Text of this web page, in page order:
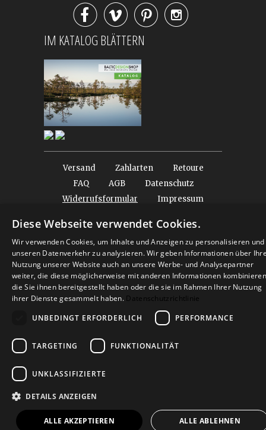

IM KATALOG BLÄTTERN
Versand Zahlarten
Retoure
FAQ
AGB
Datenschutz
Widerrufsformular
Impressum
Diese Webseite verwendet Cookies.
Wir verwenden Cookies, um Inhalte und Anzeigen zu personalisieren und
unseren Datenverkehr zu analysieren. Wir geben Informationen über
Nutzung unserer Website auch an unsere Werbe- und Analysepartner
weiter, die diese möglicherweise mit anderen Informationen
die Sie ihnen bereitgestellt haben oder die sie im Rahmen Ihrer Nutzung
ihrer Dienste gesammelt haben. Datenschutzrichtlinie
UNBEDINGT ERFORDERLICH
PERFORMANCE
TARGETING FUNKTIONALITÄT
UNKLASSIFIZIERTE
DETAILS ANZEIGEN
ALLE AKZEPTIEREN ALLE ABLEHNEN